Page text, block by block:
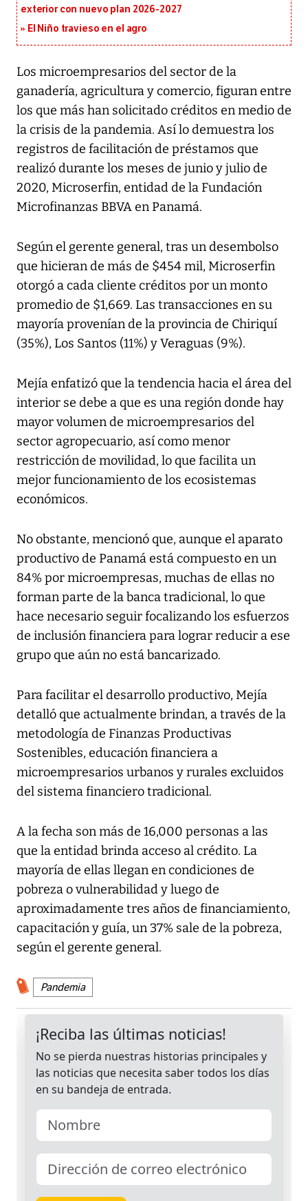
exterior con nuevo plan 2026-2027
El Niño travieso en el agro
Los microempresarios del sector de la
ganadería, agricultura y comercio, figuran entre
los que más han solicitado créditos en medio de
la crisis de la pandemia. Así lo demuestra los
registros de facilitación de préstamos que
realizó durante los meses de junio y julio de
2020, Microserfin, entidad de la Fundación
Microfinanzas BBVA en Panamá.
Según el gerente general, tras un desembolso
que hicieran de más de $454 mil, Microserfin
otorgó a cada cliente créditos por un monto
promedio de $1,669. Las transacciones en su
mayoría provenían de la provincia de Chiriquí
(35%), Los Santos (11%) y Veraguas (9%).
Mejía enfatizó que la tendencia hacia el área del
interior se debe a que es una región donde hay
mayor volumen de microempresarios del
sector agropecuario, así como menor
restricción de movilidad, lo que facilita un
mejor funcionamiento de los ecosistemas
económicos.
No obstante, mencionó que, aunque el aparato
productivo de Panamá está compuesto en un
84% por microempresas, muchas de ellas no
forman parte de la banca tradicional, lo que
hace necesario seguir focalizando los esfuerzos
de inclusión financiera para lograr reducir a ese
grupo que aún no está bancarizado.
Para facilitar el desarrollo productivo, Mejía
detalló que actualmente brindan, a través de la
metodología de Finanzas Productivas
Sostenibles, educación financiera a
microempresarios urbanos y rurales excluidos
del sistema financiero tradicional.
A la fecha son más de 16,000 personas a las
que la entidad brinda acceso al crédito. La
mayoría de ellas llegan en condiciones de
pobreza o vulnerabilidad y luego de
aproximadamente tres años de financiamiento,
capacitación y guía, un 37% sale de la pobreza,
según el gerente general.
Pandemia